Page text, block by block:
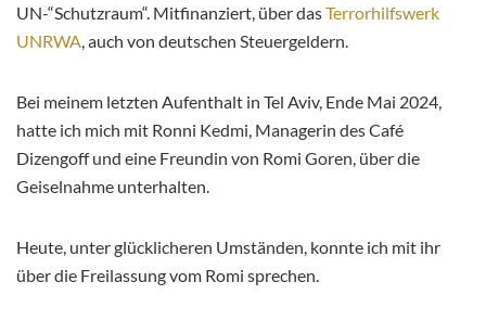
UN-“Schutzraum“. Mitfinanziert, über dasTerrorhilfswerk
UNRWA, auch von deutschen Steuergeldern.
Bei meinem letzten Aufenthalt in Tel Aviv, Ende Mai 2024,
hatte ich mich mit Ronni Kedmi, Managerin des Café
Dizengoff und eine Freundin von Romi Goren, über die
Geiselnahme unterhalten.
Heute, unter glücklicheren Umständen, konnte ich mit ihr
über die Freilassung vom Romi sprechen.